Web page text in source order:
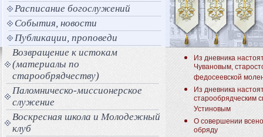
Расписание богослужений
События, новости
Публикации, проповеди
Возвращение к истокам
(материалы по
старообрядчеству)
Паломническо-миссионерское
служение
Воскресная школа и Молодежный
клуб
Из дневника
Чувановым,
федосеевской
Из дневника
старообрядческим
Устиновым
О совершении
обряду